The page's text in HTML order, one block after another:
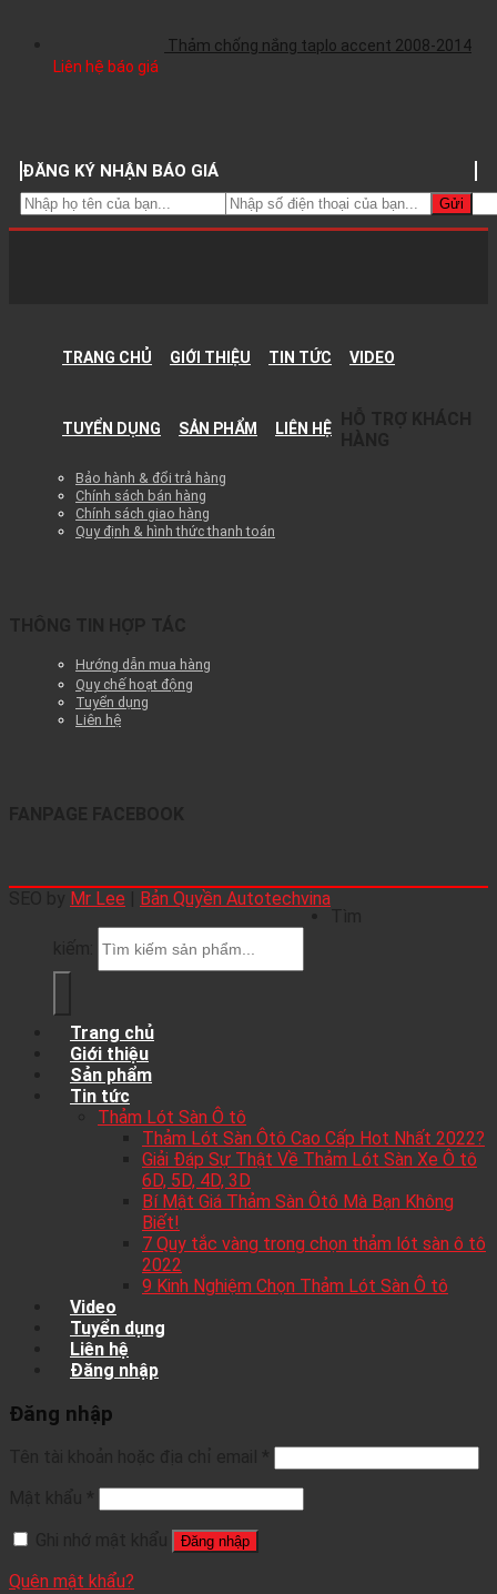
Thảm chống nắng taplo accent 2008-2014
Liên hệ báo giá
ĐĂNG KÝ NHẬN BÁO GIÁ
TRANG CHỦ GIỚI THIỆU TIN TỨC VIDEO
TUYỂN DỤNG SẢN PHẨM LIÊN HỆ
Bảo hành & đổi trả hàng
Chính sách bán hàng
Chính sách giao hàng
Quy định & hình thức thanh toán
Hướng dẫn mua hàng
Quy chế hoạt động
Tuyển dụng
Liên hệ
Mr Lee
Bản Quyền Autotechvina
Trang chủ
Giới thiệu
Sản phẩm
Tin tức
Thảm Lót Sàn Ô tô
Thảm Lót Sàn Ôtô Cao Cấp Hot Nhất 2022?
Giải Đáp Sự Thật Về Thảm Lót Sàn Xe Ô tô
6D, 5D, 4D, 3D
Bí Mật Giá Thảm Sàn Ôtô Mà Bạn Không
Biết!
7 Quy tắc vàng trong chọn thảm lót sàn ô tô
2022
9 Kinh Nghiệm Chọn Thảm Lót Sàn Ô tô
Video
Tuyển dụng
Liên hệ
Đăng nhập
Đăng nhập
Đăng nhập
Quên mật khẩu?